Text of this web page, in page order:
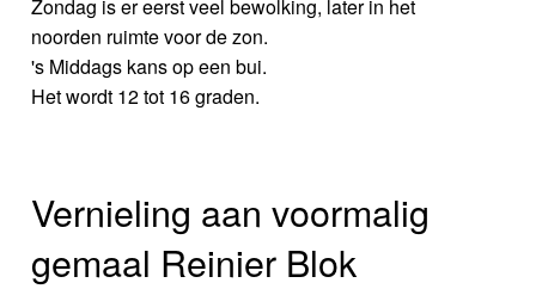
Zondag is er eerst veel bewolking, later in het
noorden ruimte voor de zon.
's Middags kans op een bui.
Het wordt 12 tot 16 graden.
Vernieling aan voormalig
gemaal Reinier Blok